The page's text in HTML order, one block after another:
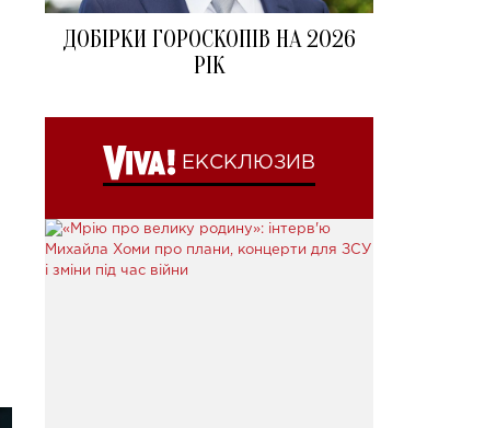
ДОБІРКИ ГОРОСКОПІВ НА 2026
РІК
ЕКСКЛЮЗИВ